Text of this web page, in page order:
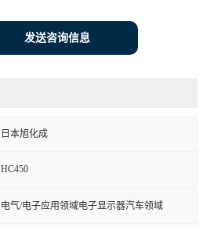
发送咨询信息
日本旭化成
HC450
电气/电子应用领域电子显示器汽车领域